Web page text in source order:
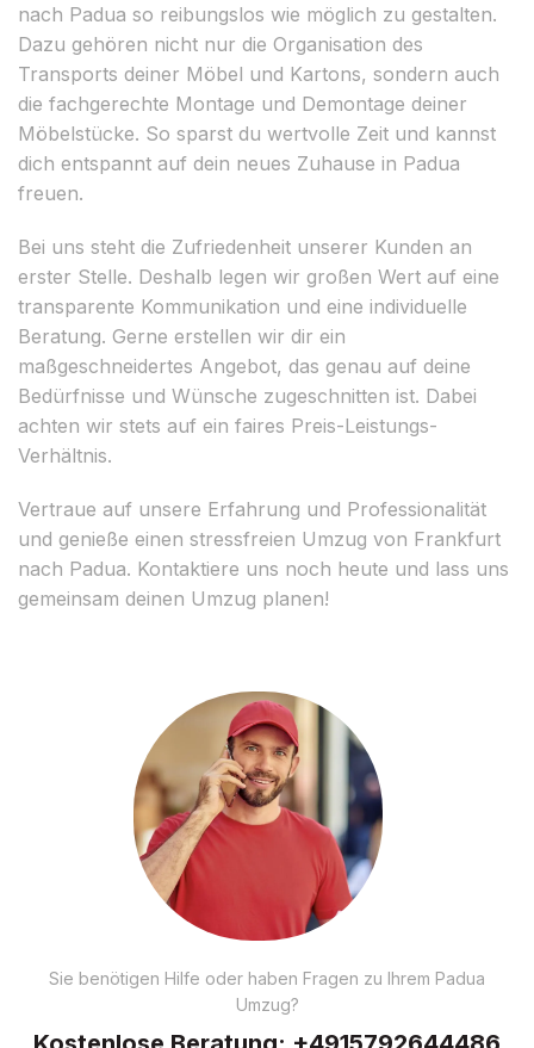
nach Padua so reibungslos wie möglich zu gestalten.
Dazu gehören nicht nur die Organisation des
Transports deiner Möbel und Kartons, sondern auch
die fachgerechte Montage und Demontage deiner
Möbelstücke. So sparst du wertvolle Zeit und kannst
dich entspannt auf dein neues Zuhause in Padua
freuen.
Bei uns steht die Zufriedenheit unserer Kunden an
erster Stelle. Deshalb legen wir großen Wert auf eine
transparente Kommunikation und eine individuelle
Beratung. Gerne erstellen wir dir ein
maßgeschneidertes Angebot, das genau auf deine
Bedürfnisse und Wünsche zugeschnitten ist. Dabei
achten wir stets auf ein faires Preis-Leistungs-
Verhältnis.
Vertraue auf unsere Erfahrung und Professionalität
und genieße einen stressfreien Umzug von Frankfurt
nach Padua. Kontaktiere uns noch heute und lass uns
gemeinsam deinen Umzug planen!
Sie benötigen Hilfe oder haben Fragen zu Ihrem Padua
Umzug?